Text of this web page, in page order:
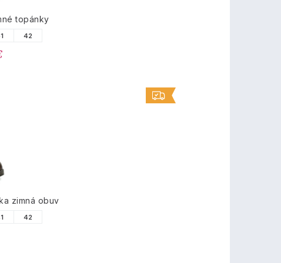
topánky
42
zimná obuv
42